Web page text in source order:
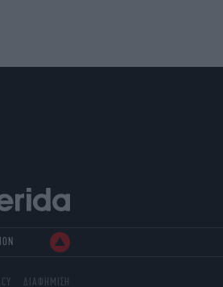
ΔΙΑΦΗΜΙΣΗ